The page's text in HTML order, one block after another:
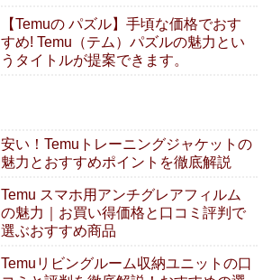
【Temuの パズル】手頃な価格でおす
すめ! Temu（テム）パズルの魅力とい
うタイトルが提案できます。
安い！Temuトレーニングジャケットの
魅力とおすすめポイントを徹底解説
Temu スマホ用アンチグレアフィルム
の魅力｜お買い得価格と口コミ評判で
選ぶおすすめ商品
Temuリビングルーム収納ユニットの口